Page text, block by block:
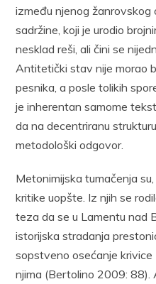
između njenog žanrovskog
sadržine, koji je urodio
nesklad reši, ali čini se
Antitetički stav nije morao
pesnika, a posle tolikih
je inherentan samome
da na decentriranu
metodološki odgovor.
Metonimijska tumačenja
kritike uopšte. Iz njih se
teza da se u Lamentu nad
istorijska stradanja
sopstveno osećanje krivice
njima (Bertolino 2009: 88).